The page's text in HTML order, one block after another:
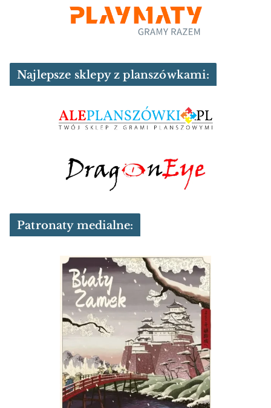
Najlepsze sklepy z planszówkami:
Patronaty medialne: